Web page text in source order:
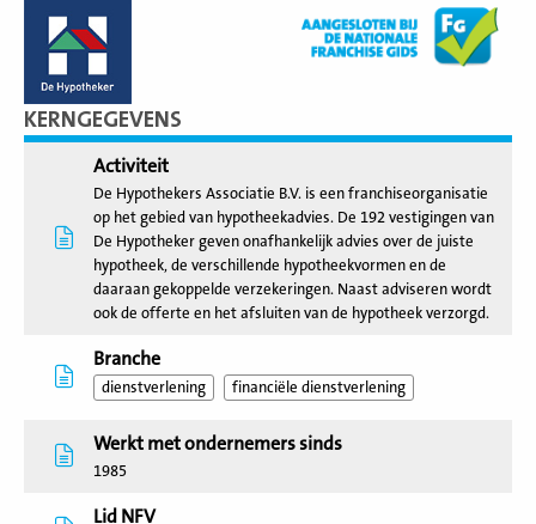
KERNGEGEVENS
Activiteit
De Hypothekers Associatie B.V. is een franchiseorganisatie
op het gebied van hypotheekadvies. De 192 vestigingen van
De Hypotheker geven onafhankelijk advies over de juiste
hypotheek, de verschillende hypotheekvormen en de
daaraan gekoppelde verzekeringen. Naast adviseren wordt
ook de offerte en het afsluiten van de hypotheek verzorgd.
Branche
dienstverlening financiële dienstverlening
Werkt met ondernemers sinds
1985
Lid NFV